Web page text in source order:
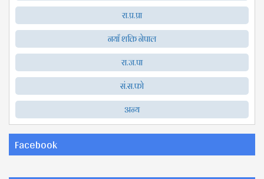
रा.प्र.प्रा
नयाँ शक्ति नेपाल
रा.ज.पा
सं.स.फो
अन्य
Facebook